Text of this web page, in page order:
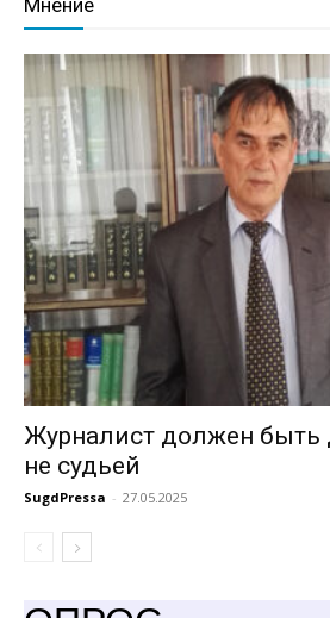
Журналист должен быть
не судьей
SugdPressa - 27.05.2025